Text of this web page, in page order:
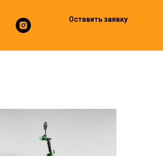
Оставить заявку
Оставить заявку